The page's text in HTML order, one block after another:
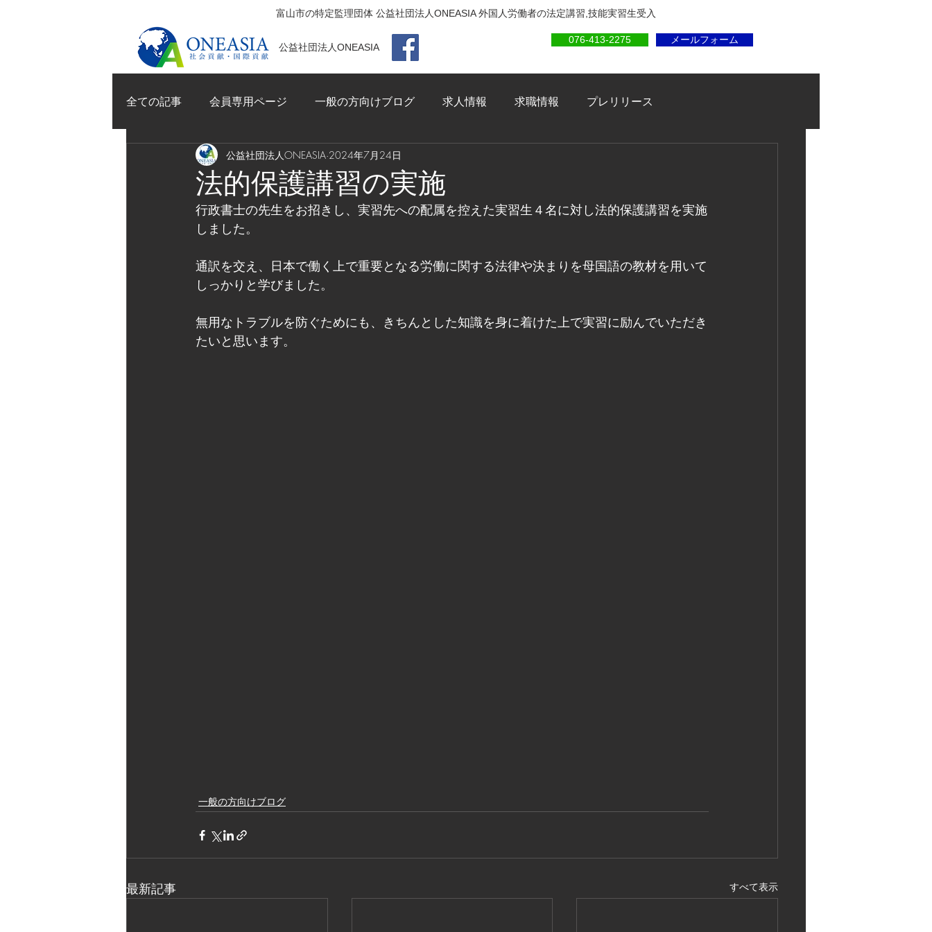
富山市の特定監理団体 公益社団法人ONEASIA 外国人労働者の法定講習,技能実習生受入
公益社団法人ONEASIA
076-413-2275 メールフォーム
全ての記事 会員専用ページ 一般の方向けブログ 求人情報 求職情報 プレリリース
法的保護講習の実施
公益社団法人ONEASIA 2024年7月24日
行政書士の先生をお招きし、実習先への配属を控えた実習生４名に対し法的保護講習を実施
しました。
通訳を交え、日本で働く上で重要となる労働に関する法律や決まりを母国語の教材を用いて
しっかりと学びました。
無用なトラブルを防ぐためにも、きちんとした知識を身に着けた上で実習に励んでいただき
たいと思います。
一般の方向けブログ
最新記事 すべて表示